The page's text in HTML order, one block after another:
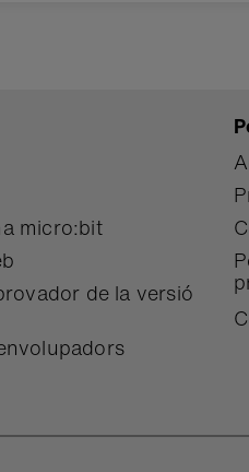
micro:bit
de la versió